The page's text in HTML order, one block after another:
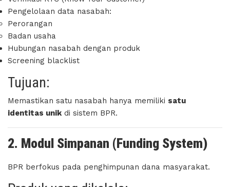
Pengelolaan data nasabah:
Perorangan
Badan usaha
Hubungan nasabah dengan produk
Screening blacklist
Tujuan:
Memastikan satu nasabah hanya memiliki satu
identitas unikdi sistem BPR.
2. Modul Simpanan (Funding System)
BPR berfokus pada penghimpunan dana masyarakat.